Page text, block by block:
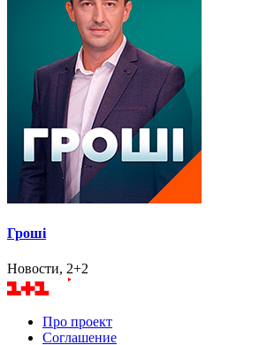
Гроші
Новости, 2+2
Про проект
Соглашение